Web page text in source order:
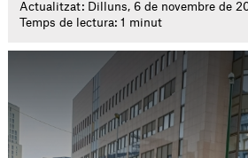
Actualitzat: Dilluns, 6 de novembre de
Temps de lectura: 1 minut